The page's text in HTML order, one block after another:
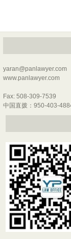
yaran@panlawyer.com
www.panlawyer.com
Fax: 508-309-7539
中国直拨：950-403-